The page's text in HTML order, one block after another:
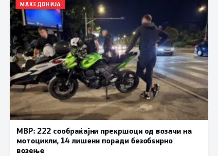
МАКЕДОНИЈА
МВР: 222 сообраќајни прекршоци од возачи на
мотоцикли, 14 лишени поради безобѕирно
возење